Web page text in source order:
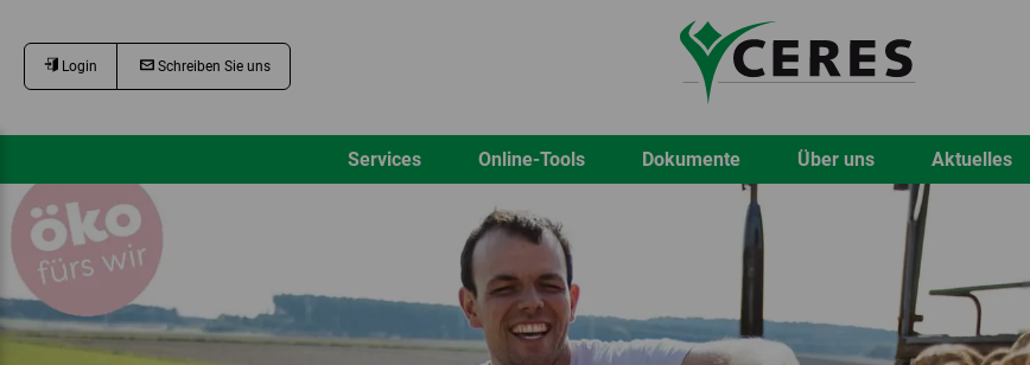
Login Schreiben Sie uns
Services Online-Tools Dokumente Über uns Aktuelles